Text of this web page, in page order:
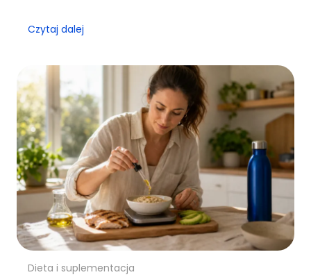
Czytaj dalej
Dieta i suplementacja